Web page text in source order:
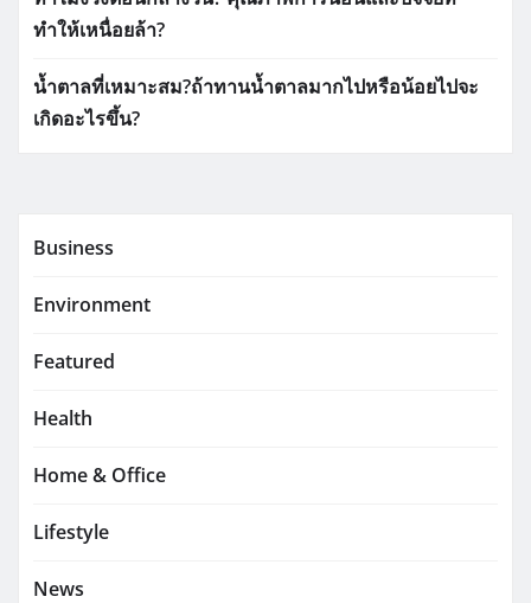
ทำให้เหนื่อยล้า?
น้ำตาลที่เหมาะสม?ถ้าทานน้ำตาลมากไปหรือน้อยไปจะ
เกิดอะไรขึ้น?
Business
Environment
Featured
Health
Home & Office
Lifestyle
News